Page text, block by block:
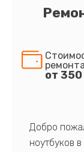
ремонта
от
Добро
ноутбуков